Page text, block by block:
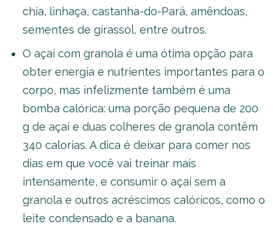
chia, linhaça, castanha-do-Pará, amêndoas,
sementes de girassol, entre outros.
O açaí com granola é uma ótima opção para
obter energia e nutrientes importantes para o
corpo, mas infelizmente também é uma
bomba calórica: uma porção pequena de 200
g de açaí e duas colheres de granola contêm
340 calorias. A dica é deixar para comer nos
dias em que você vai treinar mais
intensamente, e consumir o açaí sem a
granola e outros acréscimos calóricos, como o
leite condensado e a banana.